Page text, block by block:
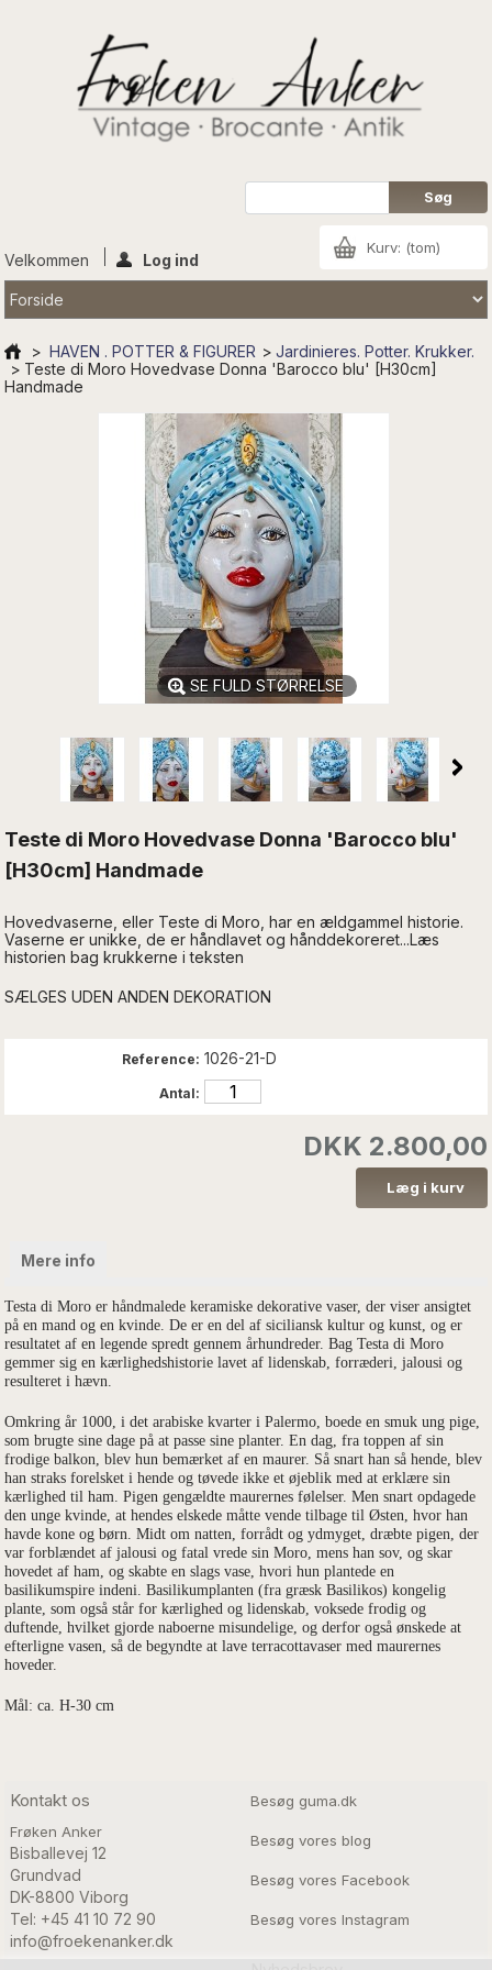
Kurv: (tom)
Velkommen Log ind
> HAVEN . POTTER & FIGURER > Jardinieres. Potter. Krukker.
> Teste di Moro Hovedvase Donna 'Barocco blu' [H30cm]
Handmade
SE FULD STØRRELSE
Teste di Moro Hovedvase Donna 'Barocco blu'
[H30cm] Handmade
Hovedvaserne, eller Teste di Moro, har en ældgammel historie.
Vaserne er unikke, de er håndlavet og hånddekoreret...Læs
historien bag krukkerne i teksten
SÆLGES UDEN ANDEN DEKORATION
Reference: 1026-21-D
Antal:
DKK 2.800,00
Mere info
Testa di Moro er håndmalede keramiske dekorative vaser, der viser ansigtet
på en mand og en kvinde. De er en del af siciliansk kultur og kunst, og er
resultatet af en legende spredt gennem århundreder. Bag Testa di Moro
gemmer sig en kærlighedshistorie lavet af lidenskab, forræderi, jalousi og
resulteret i hævn.
Omkring år 1000, i det arabiske kvarter i Palermo, boede en smuk ung pige,
som brugte sine dage på at passe sine planter. En dag, fra toppen af sin
frodige balkon, blev hun bemærket af en maurer. Så snart han så hende, blev
han straks forelsket i hende og tøvede ikke et øjeblik med at erklære sin
kærlighed til ham. Pigen gengældte maurernes følelser. Men snart opdagede
den unge kvinde, at hendes elskede måtte vende tilbage til Østen, hvor han
havde kone og børn. Midt om natten, forrådt og ydmyget, dræbte pigen, der
var forblændet af jalousi og fatal vrede sin Moro, mens han sov, og skar
hovedet af ham, og skabte en slags vase, hvori hun plantede en
basilikumspire indeni. Basilikumplanten (fra græsk Basilikos) kongelig
plante, som også står for kærlighed og lidenskab, voksede frodig og
duftende, hvilket gjorde naboerne misundelige, og derfor også ønskede at
efterligne vasen, så de begyndte at lave terracottavaser med maurernes
hoveder.
Mål: ca. H-30 cm
Kontakt os
Frøken Anker
Bisballevej 12
Grundvad
DK-8800 Viborg
Tel: +45 41 10 72 90
info@froekenanker.dk
Besøg guma.dk
Besøg vores blog
Besøg vores Facebook
Besøg vores Instagram